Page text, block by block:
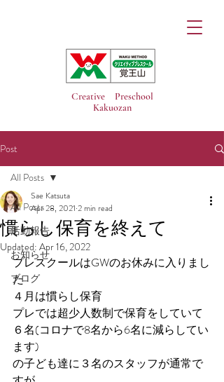
Creative Preschool
Kakuozan
Post
All Posts
活動報告
お知らせ
ブログ
All Posts
慣らし保育を終えて
Sae Katsuta
Apr 28, 2021 2 min read
Updated: Apr 16, 2022
プレスクールはGWのお休みに入りまし
た
４月は慣らし保育
プレでは超少人数制で保育をしていて
６名(コロナで8名から6名に減らしてい
ます)
の子ども達に３名のスタッフが通常で